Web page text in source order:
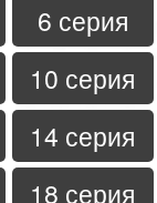
6 серия
10 серия
14 серия
18 серия